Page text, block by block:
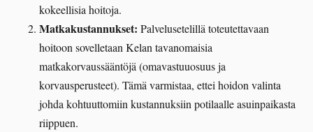
kokeellisia hoitoja.
Matkakustannukset: Palvelusetelillä toteutettavaan
hoitoon sovelletaan Kelan tavanomaisia
matkakorvaussääntöjä (omavastuuosuus ja
korvausperusteet). Tämä varmistaa, ettei hoidon valinta
johda kohtuuttomiin kustannuksiin potilaalle asuinpaikasta
riippuen.